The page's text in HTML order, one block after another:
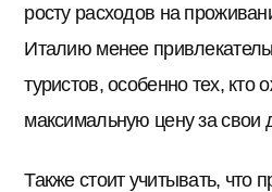
росту расходов на
Италию менее
туристов, особенно тех, кто
максимальную цену за свои
Также стоит учитывать, что